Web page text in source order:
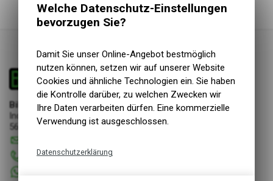
Bike & Dive GmbH
Industriestrasse 17
5644 Auw
056 670 22 22
Welche Datenschutz-Einstellungen
bevorzugen Sie?
Damit Sie unser Online-Angebot bestmöglich
nutzen können, setzen wir auf unserer Website
Cookies und ähnliche Technologien ein. Sie haben
die Kontrolle darüber, zu welchen Zwecken wir
Ihre Daten verarbeiten dürfen. Eine kommerzielle
Verwendung ist ausgeschlossen.
Datenschutzerklärung